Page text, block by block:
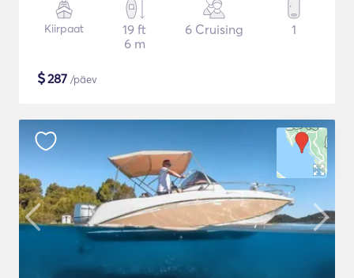
Kiirpaat
19 ft
6 m
6 Cruising 1
$287 /päev